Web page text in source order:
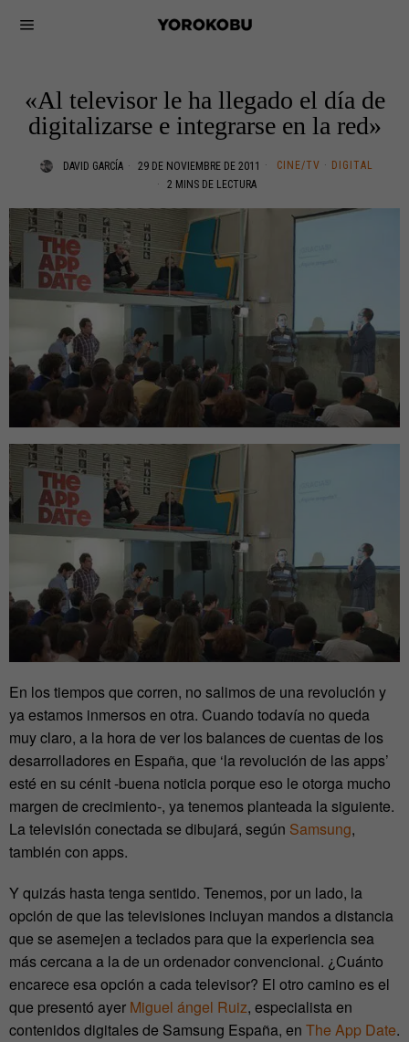
«Al televisor le ha llegado el día de
digitalizarse e integrarse en la red»
DAVID GARCÍA 29 DE NOVIEMBRE DE 2011 CINE/TV · DIGITAL
2 MINS DE LECTURA
En los tiempos que corren, no salimos de una revolución y
ya estamos inmersos en otra. Cuando todavía no queda
muy claro, a la hora de ver los balances de cuentas de los
desarrolladores en España, que ‘la revolución de las apps’
esté en su cénit -buena noticia porque eso le otorga mucho
margen de crecimiento-, ya tenemos planteada la siguiente.
La televisión conectada se dibujará, según Samsung,
también con apps.
Y quizás hasta tenga sentido. Tenemos, por un lado, la
opción de que las televisiones incluyan mandos a distancia
que se asemejen a teclados para que la experiencia sea
más cercana a la de un ordenador convencional. ¿Cuánto
encarece esa opción a cada televisor? El otro camino es el
que presentó ayer Miguel ángel Ruiz, especialista en
contenidos digitales de Samsung España, en The App Date.